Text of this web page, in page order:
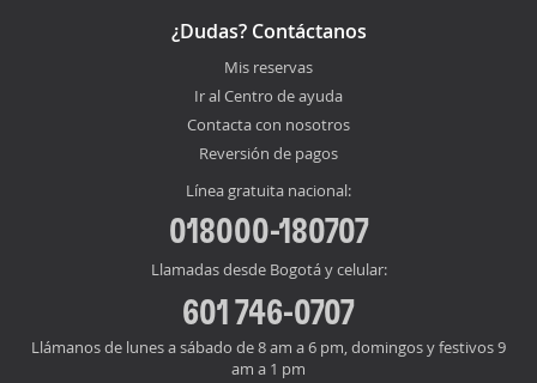
¿Dudas? Contáctanos
Mis reservas
Ir al Centro de ayuda
Contacta con nosotros
Reversión de pagos
Línea gratuita nacional:
018000-180707
Llamadas desde Bogotá y celular:
601 746-0707
Llámanos de lunes a sábado de 8 am a 6 pm, domingos y festivos 9
am a 1 pm